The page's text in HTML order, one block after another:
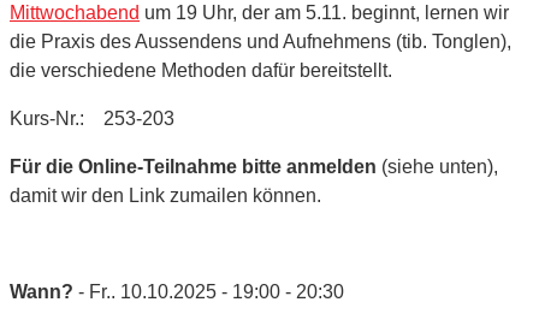
Mittwochabend um 19 Uhr, der am 5.11. beginnt, lernen wir
die Praxis des Aussendens und Aufnehmens (tib. Tonglen),
die verschiedene Methoden dafür bereitstellt.
Kurs-Nr.: 253-203
Für die Online-Teilnahme bitte anmelden (siehe unten),
damit wir den Link zumailen können.
Wann? - Fr.. 10.10.2025 - 19:00 - 20:30